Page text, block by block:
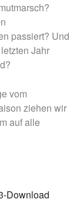
passiert? Und
Jahr
vom
ziehen wir
auf alle
Download